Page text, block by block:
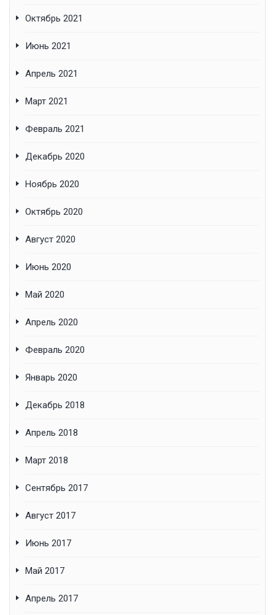
Октябрь 2021
Июнь 2021
Апрель 2021
Март 2021
Февраль 2021
Декабрь 2020
Ноябрь 2020
Октябрь 2020
Август 2020
Июнь 2020
Май 2020
Апрель 2020
Февраль 2020
Январь 2020
Декабрь 2018
Апрель 2018
Март 2018
Сентябрь 2017
Август 2017
Июнь 2017
Май 2017
Апрель 2017